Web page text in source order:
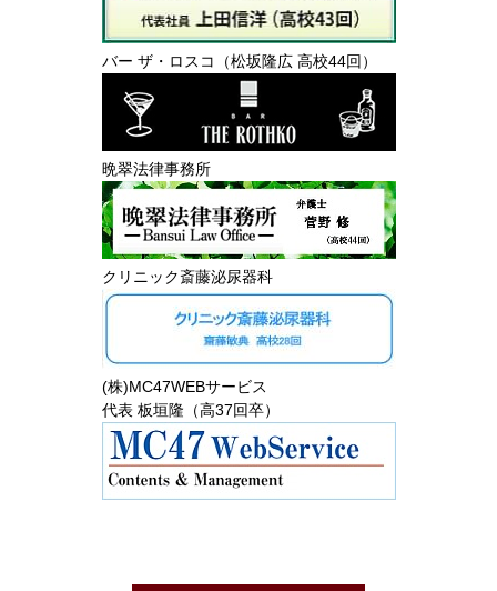
バー ザ・ロスコ（松坂隆広 高校44回）
晩翠法律事務所
クリニック斎藤泌尿器科
(株)MC47WEBサービス
代表 板垣隆（高37回卒）